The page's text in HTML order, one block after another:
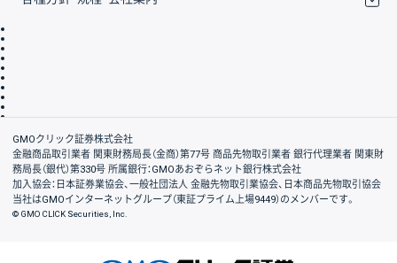
会社案内
GMOクリック証券株式会社
金融商品取引業者 関東財務局長（金商）第77号 商品先物取引業者 銀行代理業者 関東財
務局長（銀代）第330号 所属銀行：GMOあおぞらネット銀行株式会社
加入協会：日本証券業協会、一般社団法人 金融先物取引業協会、日本商品先物取引協会
当社はGMOインターネットグループ（東証プライム上場9449）のメンバーです。
© GMO CLICK Securities, Inc.